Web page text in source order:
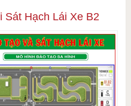
Sát Hạch Lái Xe B2